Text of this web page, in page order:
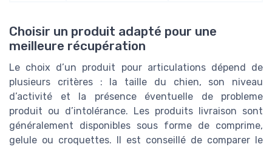
Choisir un produit adapté pour une
meilleure récupération
Le choix d’un produit pour articulations dépend de
plusieurs critères : la taille du chien, son niveau
d’activité et la présence éventuelle de probleme
produit ou d’intolérance. Les produits livraison sont
généralement disponibles sous forme de comprime,
gelule ou croquettes. Il est conseillé de comparer le